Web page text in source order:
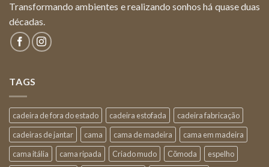
Transformando ambientes e realizando sonhos há quase duas
décadas.
TAGS
cadeira de fora do estado cadeira estofada
cadeira fabricação
cadeiras de jantar
cama cama de madeira
cama em madeira
cama itália
cama ripada Criado mudo Cõmoda
espelho